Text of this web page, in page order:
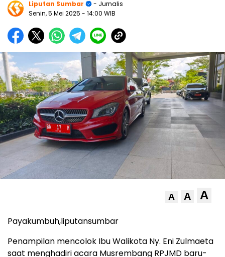
Liputan Sumbar
- Jurnalis
Senin, 5 Mei 2025 - 14:00 WIB
A A A
Payakumbuh,liputansumbar
Penampilan mencolok Ibu Walikota Ny. Eni Zulmaeta
saat menghadiri acara Musrembang RPJMD baru-